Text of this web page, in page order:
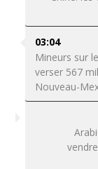
03:04
Mineurs sur
verser 567
Nouveau-